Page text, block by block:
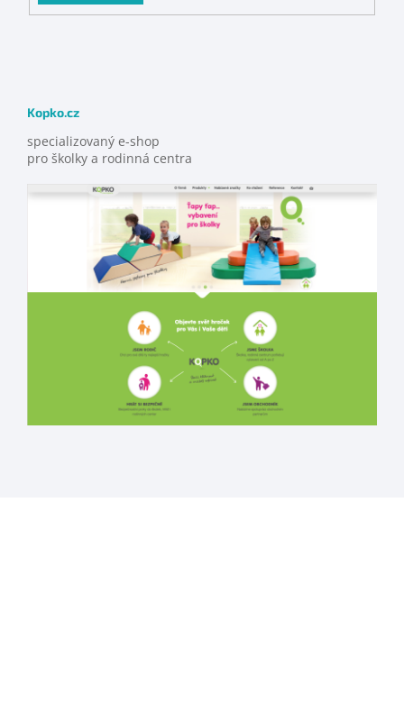
Kopko.cz
specializovaný e-shop
pro školky a rodinná centra